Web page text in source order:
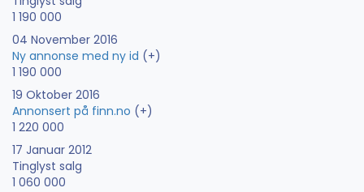
1 190 000
04 November 2016
Ny annonse med ny id (+)
1 190 000
19 Oktober 2016
Annonsert på finn.no (+)
1 220 000
17 Januar 2012
Tinglyst salg
1 060 000